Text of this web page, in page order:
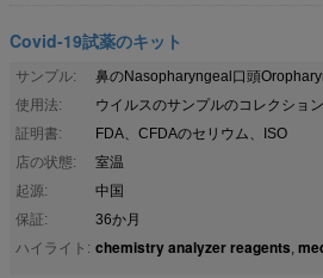
Covid-19試薬のキット
サンプル:
鼻のNasopharyngeal口頭
使用法:
ウイルスのサンプルのコレクション
証明書:
FDA、CFDAのセリウム、ISO
店の状態:
室温
起源:
中国
保証:
36か月
ハイライト: chemistry analyzer reagents,